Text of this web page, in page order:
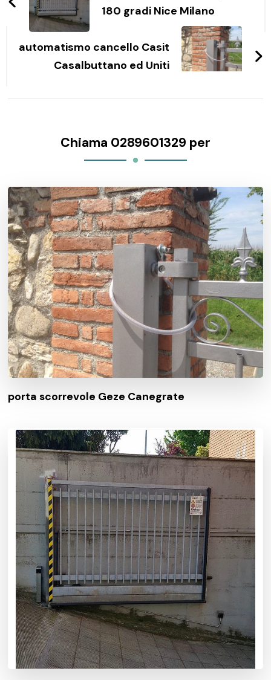
180 gradi Nice Milano
automatismo cancello Casit
Casalbuttano ed Uniti
Chiama 0289601329 per
porta scorrevole Geze Canegrate